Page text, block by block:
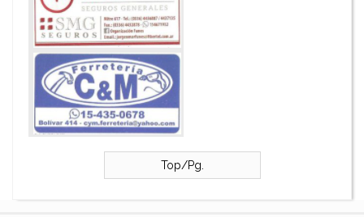
Top/Pg.